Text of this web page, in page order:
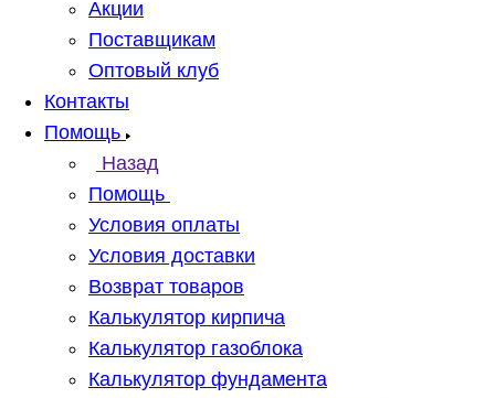
Акции
Поставщикам
Оптовый клуб
Контакты
Помощь
Назад
Помощь
Условия оплаты
Условия доставки
Возврат товаров
Калькулятор кирпича
Калькулятор газоблока
Калькулятор фундамента